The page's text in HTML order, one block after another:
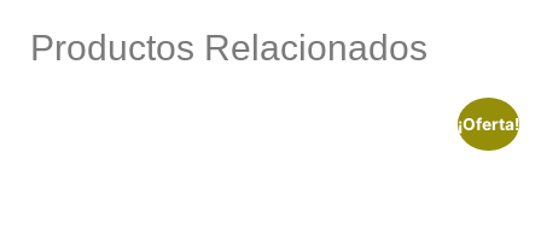
Productos Relacionados
¡Oferta!